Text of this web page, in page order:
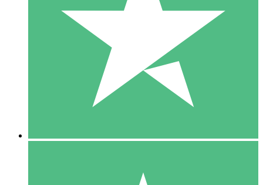
Betaal per gebruik met downloadtegoeden. Geen maandelijkse
1000
10 Downloaden